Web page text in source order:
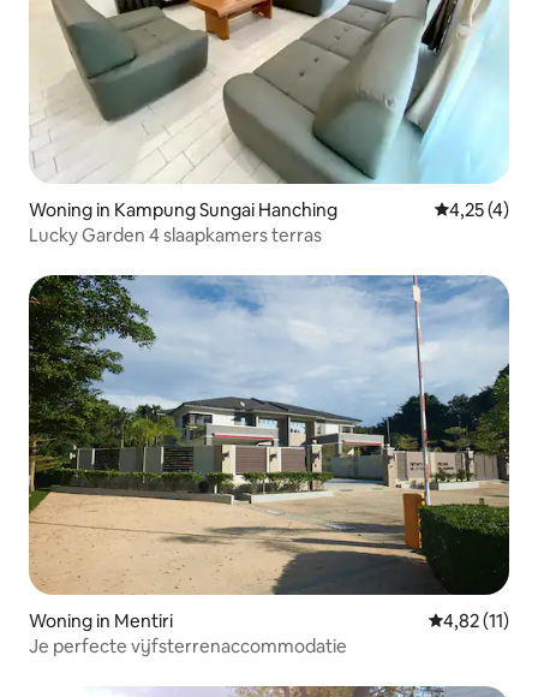
Woning in Kampung Sungai Hanching
4,25 (4)
Lucky Garden 4 slaapkamers terras
Woning in Mentiri Gemiddelde
4,82 (11)
Je perfecte vijfsterrenaccommodatie